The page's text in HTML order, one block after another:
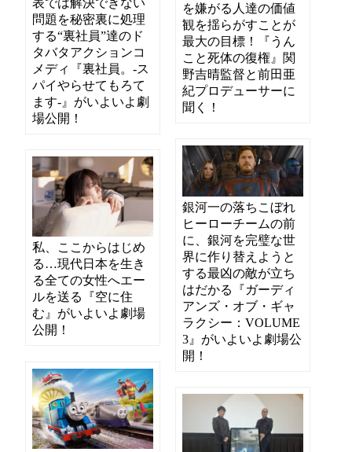
表では解決できない
問題を秘密裏に処理
する“裏社員”達のド
タバタアクションコ
メディ『裏社員。-ス
パイやらせてもろて
ます‐』がいよいよ劇
場公開！
を嫌がる人達の価値
観を揺らがすことが
最大の目標！『うん
こと死体の復権』関
野吉晴監督と前田亜
紀プロデューサーに
聞く！
銀河一の落ちこぼれ
ヒーローチームの前
に、銀河を完璧な世
界に作り替えようと
する最凶の敵が立ち
はだかる『ガーディ
アンズ・オブ・ギャ
ラクシー：VOLUME
3』がいよいよ劇場公
開！
私、ここからはじめ
る…現代日本を生き
る全ての女性へエー
ルを送る『空に住
む』がいよいよ劇場
公開！